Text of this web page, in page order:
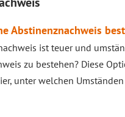
Abstinenznachweis
ist teuer und
zu bestehen? Diese
unter welchen